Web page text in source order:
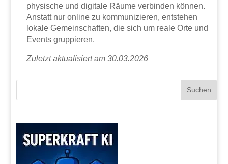
physische und digitale Räume verbinden können.
Anstatt nur online zu kommunizieren, entstehen
lokale Gemeinschaften, die sich um reale Orte und
Events gruppieren.
Zuletzt aktualisiert am 30.03.2026